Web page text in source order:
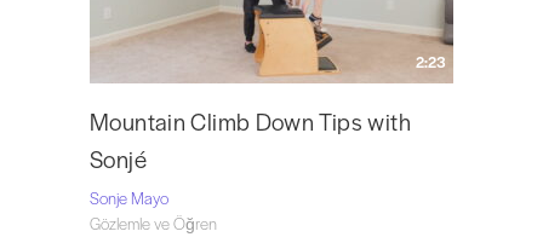
2:23
Mountain Climb Down Tips with
Sonjé
Sonje Mayo
Gözlemle ve Öğren